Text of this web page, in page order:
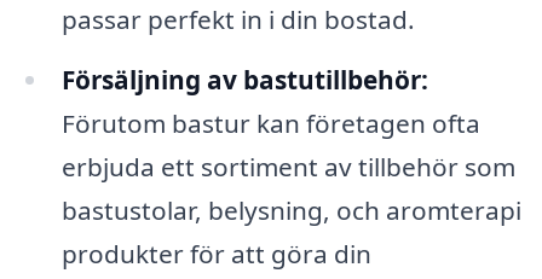
passar perfekt in i din bostad.
Försäljning av bastutillbehör:
Förutom bastur kan företagen ofta
erbjuda ett sortiment av tillbehör som
bastustolar, belysning, och aromterapi
produkter för att göra din